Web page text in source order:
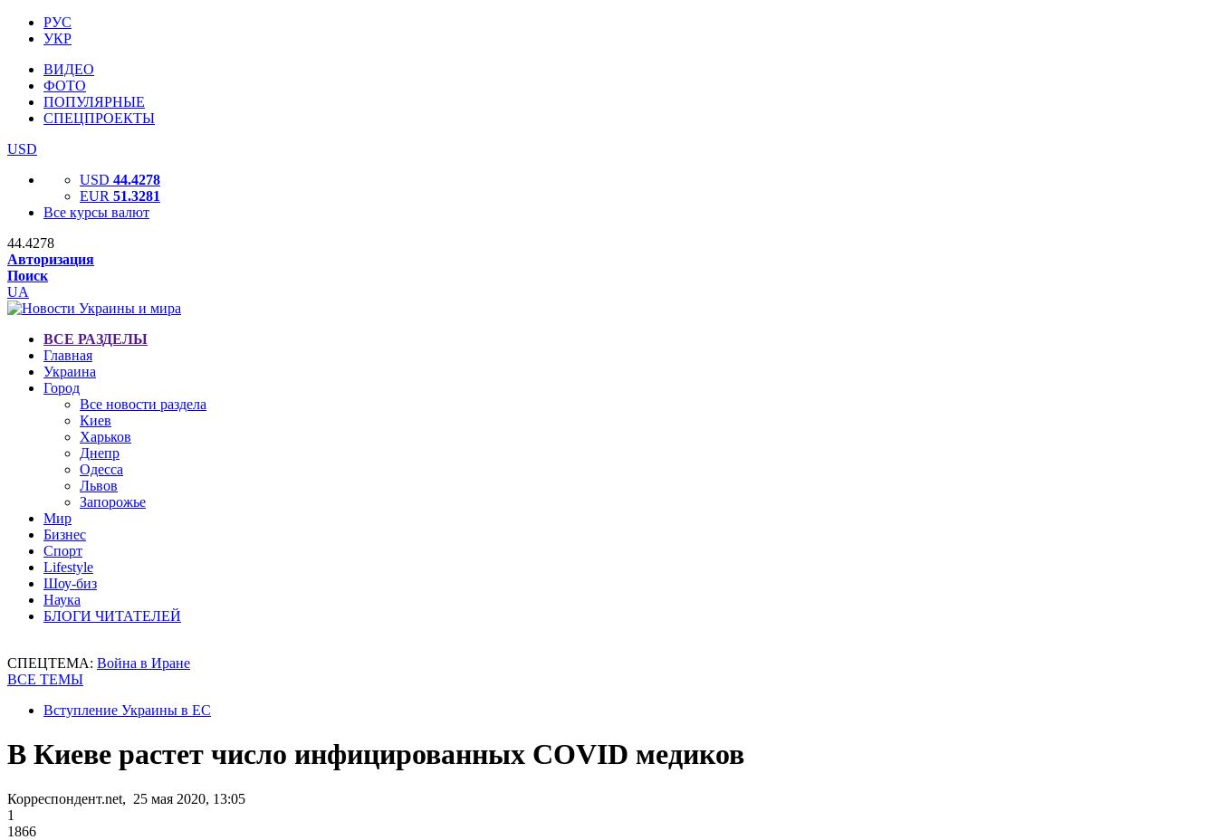
РУС
УКР
ВИДЕО
ФОТО
ПОПУЛЯРНЫЕ
СПЕЦПРОЕКТЫ
USD
USD 44.4278
EUR 51.3281
Все курсы валют
44.4278
Авторизация
Поиск
UA
ВСЕ РАЗДЕЛЫ
Главная
Украина
Город
Все новости раздела
Киев
Харьков
Днепр
Одесса
Львов
Запорожье
Мир
Бизнес
Спорт
Lifestyle
Шоу-биз
Наука
БЛОГИ ЧИТАТЕЛЕЙ
СПЕЦТЕМА: Война в Иране
ВСЕ ТЕМЫ
Вступление Украины в ЕС
В Киеве растет число инфицированных COVID медиков
Корреспондент.net, 25 мая 2020, 13:05
1
1866